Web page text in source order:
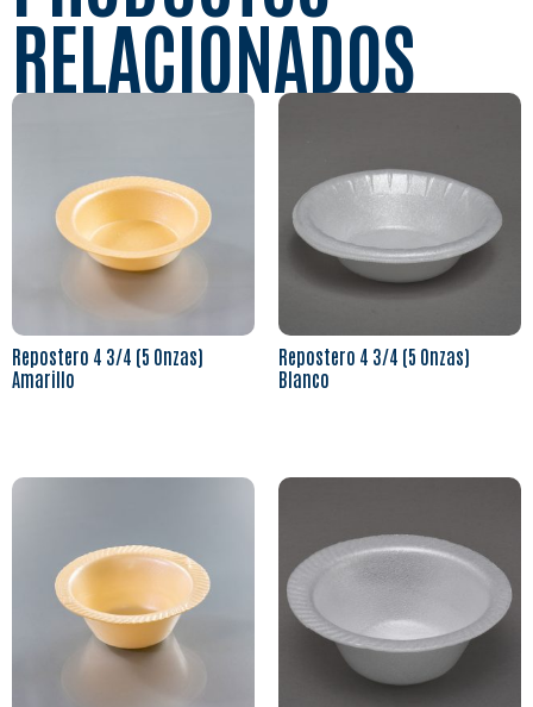
RELACIONADOS
Repostero 4 3/4 (5 Onzas)
Amarillo
Repostero 4 3/4 (5 Onzas)
Blanco